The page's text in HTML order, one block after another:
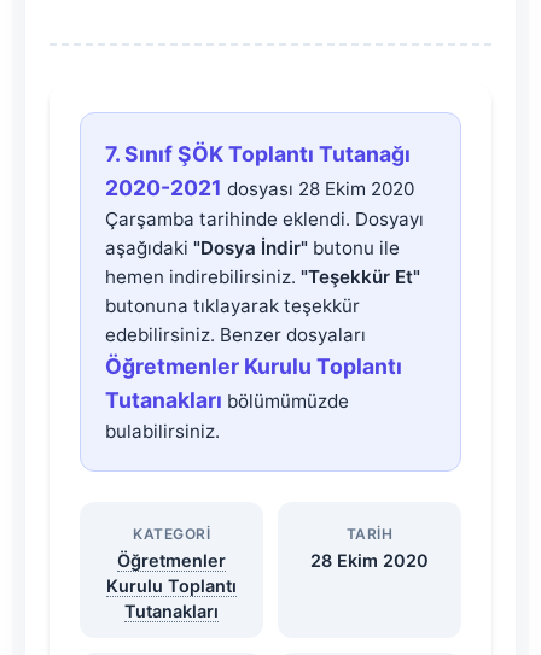
7.
Sınıf
ŞÖK
Toplantı
Tutanağı
2020-
Dosyasını
İndir
7. Sınıf ŞÖK Toplantı Tutanağı
2020-2021 dosyası 28 Ekim 2020
Çarşamba tarihinde eklendi. Dosyayı
aşağıdaki "Dosya İndir" butonu ile
hemen indirebilirsiniz. "Teşekkür Et"
butonuna tıklayarak teşekkür
edebilirsiniz. Benzer dosyaları
Öğretmenler Kurulu Toplantı
Tutanakları bölümümüzde
bulabilirsiniz.
KATEGORI
Öğretmenler
Kurulu Toplantı
Tutanakları
TARIH
28 Ekim 2020